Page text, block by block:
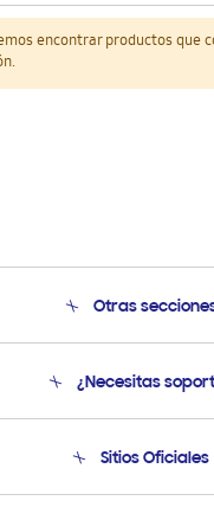
encontrar productos que
Otras
Soporte
¿Necesitas
Soporte vía eMail
Sitios Oficiales